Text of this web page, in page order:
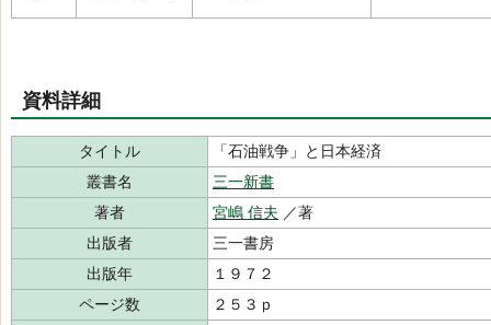
資料詳細
タイトル
「石油戦争」と日本経済
叢書名
三一新書
著者
宮嶋 信夫 ／著
出版者
三一書房
出版年
１９７２
ページ数
２５３ｐ